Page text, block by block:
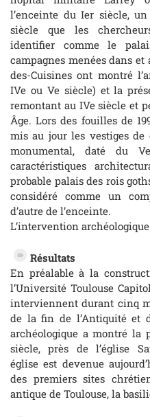
l’enceinte du Ier siècle,
siècle que les
identifier comme le
campagnes menées dans
des-Cuisines ont montré
IVe ou Ve siècle) et la
remontant au IVe siècle et
Âge. Lors des fouilles de
mis au jour les vestiges
monumental, daté du
caractéristiques
probable palais des rois
considéré comme un
d’autre de l’enceinte.
L’intervention
Résultats
En préalable à la
l’Université Toulouse
interviennent durant cinq
de la fin de l’Antiquité et
archéologique a montré la
siècle, près de l’église
église est devenue
des premiers sites
antique de Toulouse, la